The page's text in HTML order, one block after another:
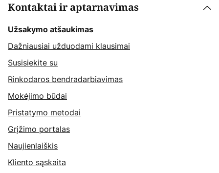
Kontaktai ir aptarnavimas
Užsakymo atšaukimas
Dažniausiai užduodami klausimai
Susisiekite su
Rinkodaros bendradarbiavimas
Mokėjimo būdai
Pristatymo metodai
Grįžimo portalas
Naujienlaiškis
Kliento sąskaita